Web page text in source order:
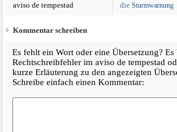
aviso de tempestad die Sturmwarnung
Kommentar schreiben
Es fehlt ein Wort oder eine Übersetzung?
Rechtschreibfehler im aviso de tempestad
kurze Erläuterung zu den angezeigten
Schreibe einfach einen Kommentar: